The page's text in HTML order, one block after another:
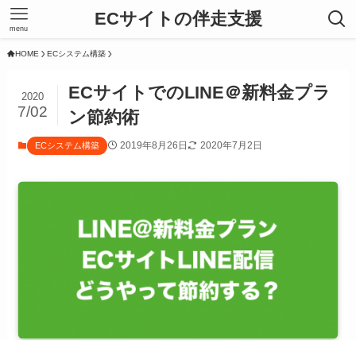
ECサイトの伴走支援
menu
HOME ECシステム構築
ECサイトでのLINE＠新料金プラ
ン節約術
2020
7/02
ECシステム構築 2019年8月26日 2020年7月2日